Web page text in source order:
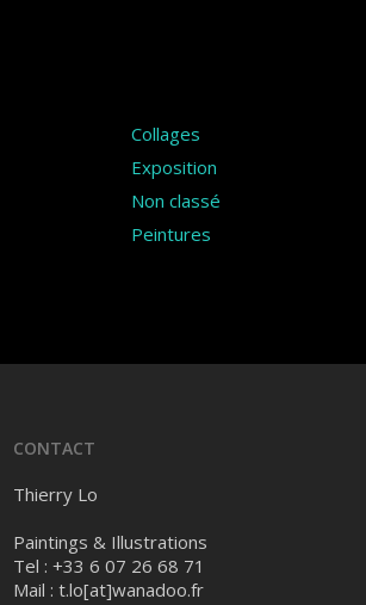
Collages
Exposition
Non classé
Peintures
CONTACT
Thierry Lo
Paintings & Illustrations
Tel : +33 6 07 26 68 71
Mail :t.lo[at]wanadoo.fr